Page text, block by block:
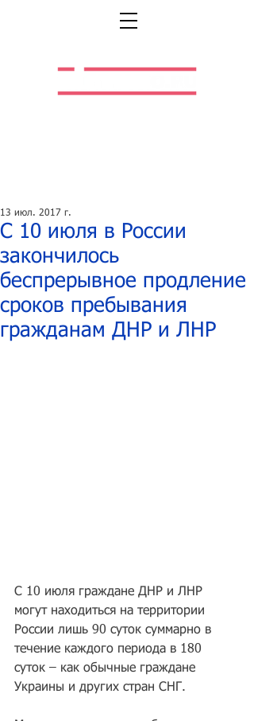
С 10 июля в России
закончилось
беспрерывное продление
сроков пребывания
гражданам ДНР и ЛНР
13 июл. 2017 г.
С 10 июля граждане ДНР и ЛНР
могут находиться на территории
России лишь 90 суток суммарно в
течение каждого периода в 180
суток – как обычные граждане
Украины и других стран СНГ.